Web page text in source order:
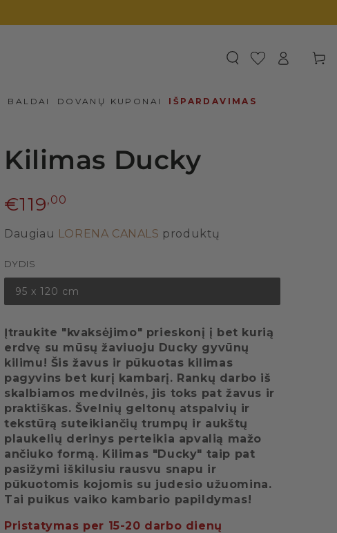
BALDAI DOVANŲ KUPONAI IŠPARDAVIMAS
Prisijungti
Kilimas Ducky
€119 00
Daugiau LORENA CANALS produktų
DYDIS
95 x 120 cm
Įtraukite "kvaksėjimo" prieskonį į bet kurią
erdvę su mūsų žaviuoju Ducky gyvūnų
kilimu! Šis žavus ir pūkuotas kilimas
pagyvins bet kurį kambarį. Rankų darbo iš
skalbiamos medvilnės, jis toks pat žavus ir
praktiškas. Švelnių geltonų atspalvių ir
tekstūrą suteikiančių trumpų ir aukštų
plaukelių derinys perteikia apvalią mažo
ančiuko formą. Kilimas "Ducky" taip pat
pasižymi iškilusiu rausvu snapu ir
pūkuotomis kojomis su judesio užuomina.
Tai puikus vaiko kambario papildymas!
Pristatymas per 15-20 darbo dienų